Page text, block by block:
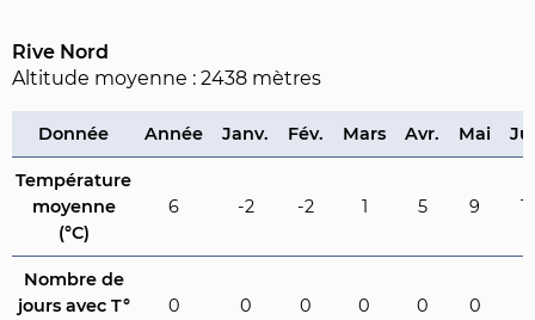
Rive Nord
Altitude moyenne : 2438 mètres
Donnée Année Janv. Fév. Mars Avr. Mai
Température
moyenne
(°C)
6 -2 -2 1 5 9
Nombre de
jours avec T°
0 0 0 0 0 0